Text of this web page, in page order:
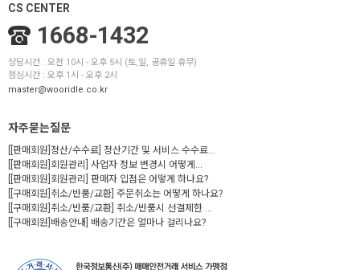
CS CENTER
1668-1432
상담시간 : 오전 10시 - 오후 5시 (토,일, 공휴일 휴무)
점심시간 : 오후 1시 - 오후 2시
master@wooridle.co.kr
자주묻는질문
[[판매회원]정산/수수료] 정산기간 및 서비스 수수료...
[[판매회원]회원관리] 사업자 정보 변경시 어떻게...
[[판매회원]회원관리] 판매자 입점은 어떻게 하나요?
[[구매회원]취소/반품/교환] 주문취소는 어떻게 하나요?
[[구매회원]취소/반품/교환] 취소/반품시 선결제한 ...
[[구매회원]배송안내] 배송기간은 얼마나 걸리나요?